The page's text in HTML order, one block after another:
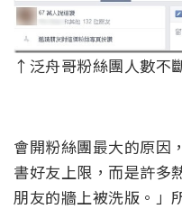
↑泛舟哥粉絲團人數不
會開粉絲團最大的原因
書好友上限，而是許多
朋友的牆上被洗版。」